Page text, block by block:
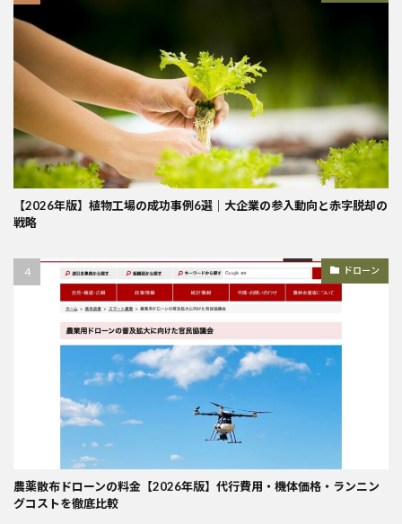
【2026年版】植物工場の成功事例6選｜大企業の参入動向と赤字脱却の
戦略
ドローン
農薬散布ドローンの料金【2026年版】代行費用・機体価格・ランニン
グコストを徹底比較